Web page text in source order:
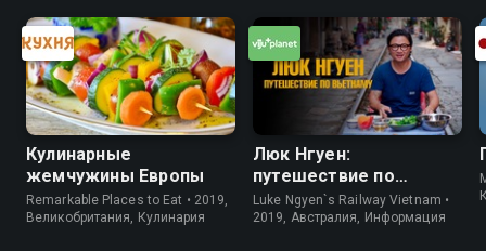
Кулинарные
жемчужины Европы
Remarkable Places to Eat • 2019,
Великобритания, Кулинария
Люк Нгуен:
путешествие по
Вьетнаму
Luke Ngyen`s Railway Vietnam •
2019, Австралия, Информация